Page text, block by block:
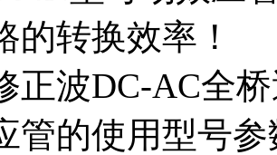
的转换效率！
正波DC-AC全
管的使用型号参